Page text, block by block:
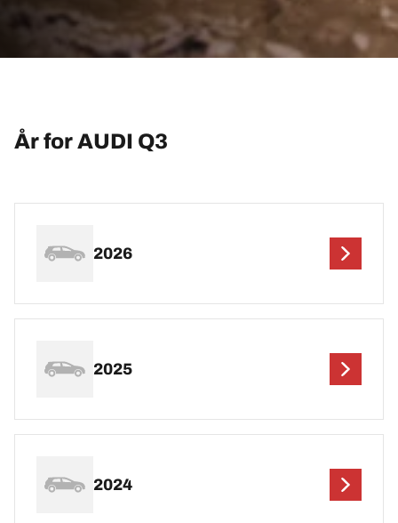
År for AUDI Q3
2026
2025
2024